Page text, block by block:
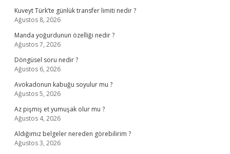
Kuveyt Türk’te günlük transfer limiti nedir ?
Ağustos 8, 2026
Manda yoğurdunun özelliği nedir ?
Ağustos 7, 2026
Döngüsel soru nedir ?
Ağustos 6, 2026
Avokadonun kabuğu soyulur mu ?
Ağustos 5, 2026
Az pişmiş et yumuşak olur mu ?
Ağustos 4, 2026
Aldığımız belgeler nereden görebilirim ?
Ağustos 3, 2026